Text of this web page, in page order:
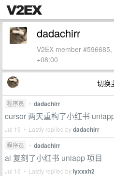
dadachirr
V2EX member
+08:00
切换
程序员 • dadachirr
cursor 两天重构了小红书
Jul 19 • Lastly replied bydadachirr
程序员 • dadachirr
ai 复刻了小红书 uniapp 项目
Jul 16 • Lastly replied bylyxxxh2